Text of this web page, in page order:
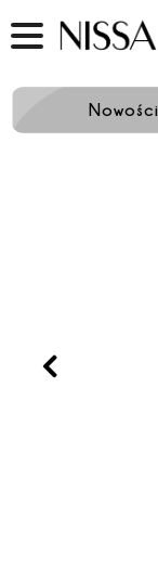
Nowości